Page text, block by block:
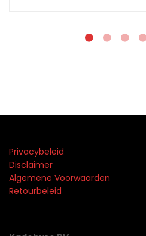
Privacybeleid
Disclaimer
Algemene Voorwaarden
Retourbeleid